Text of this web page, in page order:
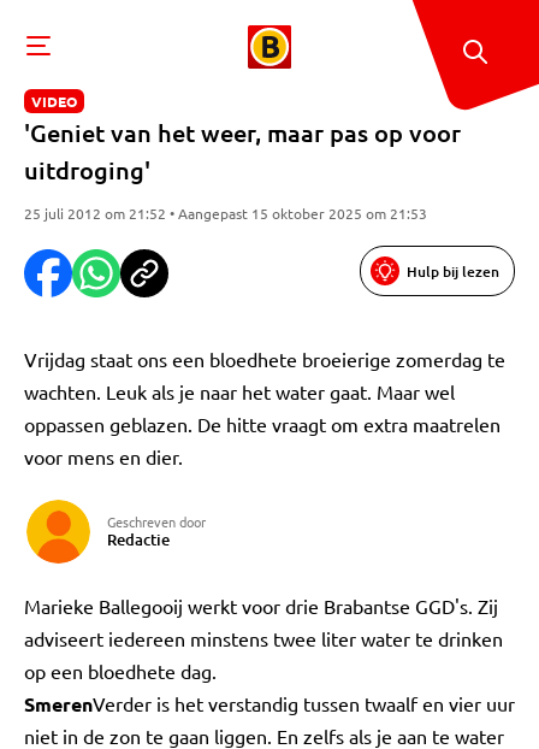
VIDEO
'Geniet van het weer, maar pas op voor
uitdroging'
25 juli 2012 om 21:52 • Aangepast 15 oktober 2025 om 21:53
Hulp bij lezen
Vrijdag staat ons een bloedhete broeierige zomerdag te
wachten. Leuk als je naar het water gaat. Maar wel
oppassen geblazen. De hitte vraagt om extra maatrelen
voor mens en dier.
Geschreven door
Redactie
Marieke Ballegooij werkt voor drie Brabantse GGD's. Zij
adviseert iedereen minstens twee liter water te drinken
op een bloedhete dag.
SmerenVerder is het verstandig tussen twaalf en vier uur
niet in de zon te gaan liggen. En zelfs als je aan te water